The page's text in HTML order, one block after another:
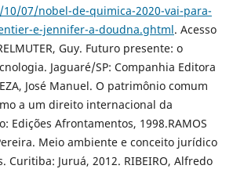
07/nobel-de-quimica-2020-vai-para-
e-jennifer-a-doudna.ghtml. Acesso
Guy. Futuro presente: o
Jaguaré/SP: Companhia Editora
José Manuel. O patrimônio comum
a um direito internacional da
Edições Afrontamentos, 1998.RAMOS
Meio ambiente e conceito jurídico
Curitiba: Juruá, 2012. RIBEIRO, Alfredo